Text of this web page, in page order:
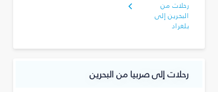
رحلات من
البحرين إلى
بلغراد
رحلات إلى صربيا من البحرين